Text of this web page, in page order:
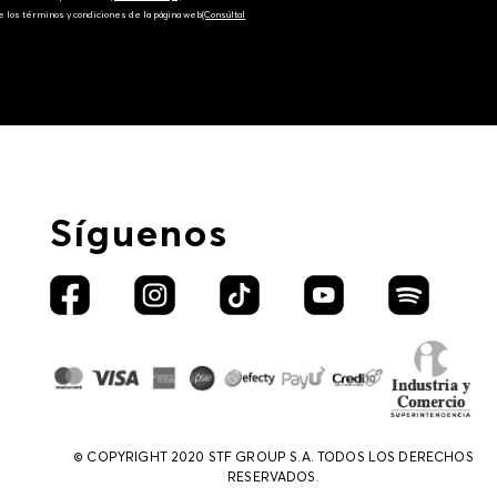
los términos y condiciones de la página web‎(Consúltal
Síguenos
© COPYRIGHT 2020 STF GROUP S.A. TODOS LOS DERECHOS
RESERVADOS.